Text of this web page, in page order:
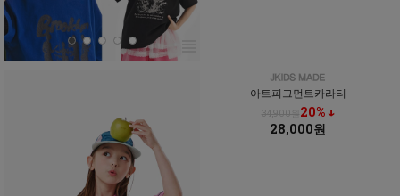
아트피그먼트카라티
34,900원 20% ↓
28,000원